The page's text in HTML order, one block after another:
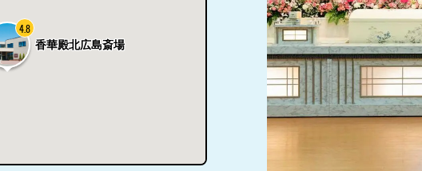
香華殿北広島斎場
4.8